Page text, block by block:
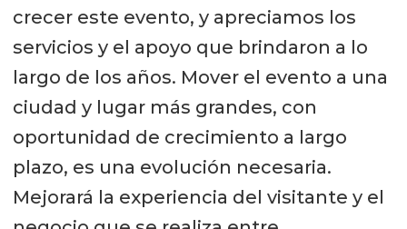
crecer este evento, y apreciamos los
servicios y el apoyo que brindaron a lo
largo de los años. Mover el evento a una
ciudad y lugar más grandes, con
oportunidad de crecimiento a largo
plazo, es una evolución necesaria.
Mejorará la experiencia del visitante y el